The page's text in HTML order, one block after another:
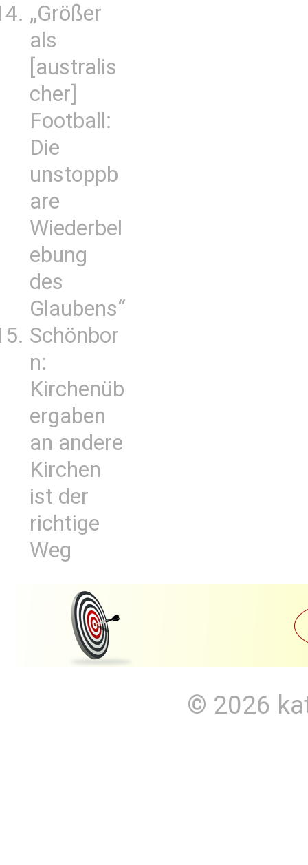
„Größer
als
[australis
cher]
Football:
Die
unstoppb
are
Wiederbel
ebung
des
Glaubens“
Schönbor
n:
Kirchenüb
ergaben
an andere
Kirchen
ist der
richtige
Weg
© 2026